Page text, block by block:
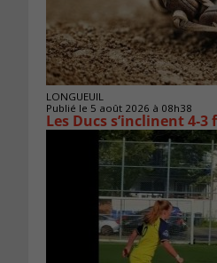
LONGUEUIL
Publié le 5 août 2026 à 08h38
Les Ducs s’inclinent